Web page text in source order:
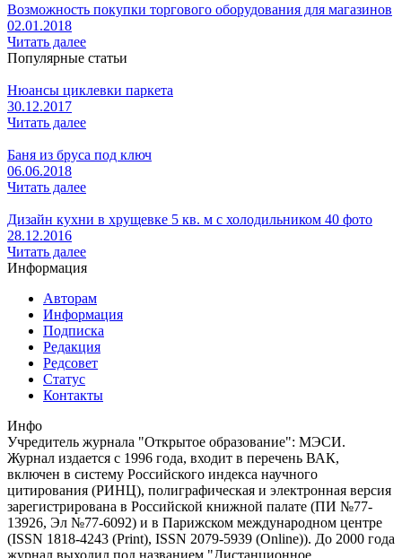
Возможность покупки торгового оборудования для магазинов
02.01.2018
Читать далее
Популярные статьи
Нюансы циклевки паркета
30.12.2017
Читать далее
Баня из бруса под ключ
06.06.2018
Читать далее
Дизайн кухни в хрущевке 5 кв. м с холодильником 40 фото
28.12.2016
Читать далее
Информация
Авторам
Информация
Подписка
Редакция
Редсовет
Статус
Контакты
Инфо
Учредитель журнала "Открытое образование": МЭСИ.
Журнал издается с 1996 года, входит в перечень ВАК,
включен в систему Российского индекса научного
цитирования (РИНЦ), полиграфическая и электронная версия
зарегистрирована в Российской книжной палате (ПИ №77-
13926, Эл №77-6092) и в Парижском международном центре
(ISSN 1818-4243 (Print), ISSN 2079-5939 (Online)). До 2000 года
журнал выходил под названием "Дистанционное